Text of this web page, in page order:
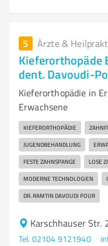
5 Ärzte &
Kieferorthopäde
dent. Davoudi-
Kieferorthopädie in
Erwachsene
KIEFERORTHOPÄDIE
JUGENDBEHANDLUNG
FESTE ZAHNSPANGE LOSE
MODERNE TECHNOLOGIEN
DR. RAMTIN DAVOUDI POUR
Karschhauser Str.
Tel. 02104 9121940